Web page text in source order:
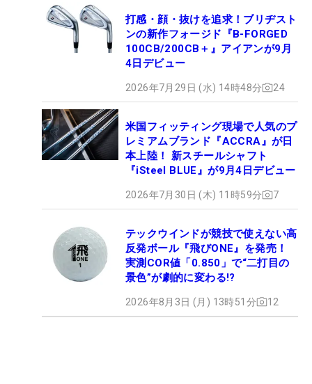
打感・顔・抜けを追求！ブリヂスト
ンの新作フォージド『B-FORGED
100CB/200CB＋』アイアンが9月
4日デビュー
2026年7月29日 (水) 14時48分 24
米国フィッティング現場で人気のプ
レミアムブランド『ACCRA』が日
本上陸！ 新スチールシャフト
『iSteel BLUE』が9月4日デビュー
2026年7月30日 (木) 11時59分 7
テックウインドが競技で使えない高
反発ボール『飛びONE』を発売！
実測COR値「0.850」で“二打目の
景色”が劇的に変わる!?
2026年8月3日 (月) 13時51分 12